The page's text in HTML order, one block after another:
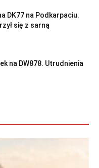
DK77 na Podkarpaciu.
się z sarną
na DW878. Utrudnienia